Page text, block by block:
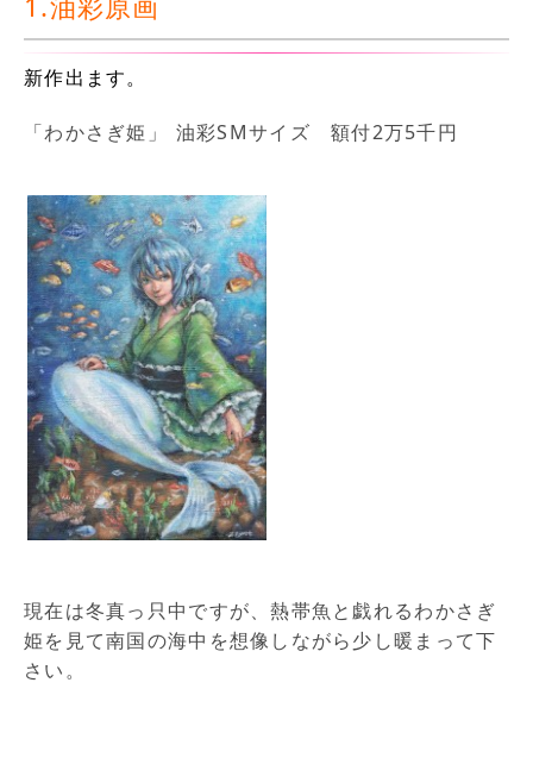
新作出ます。
「わかさぎ姫」 油彩SMサイズ 額付2万5千円
現在は冬真っ只中ですが、熱帯魚と戯れるわかさぎ
姫を見て南国の海中を想像しながら少し暖まって下
さい。